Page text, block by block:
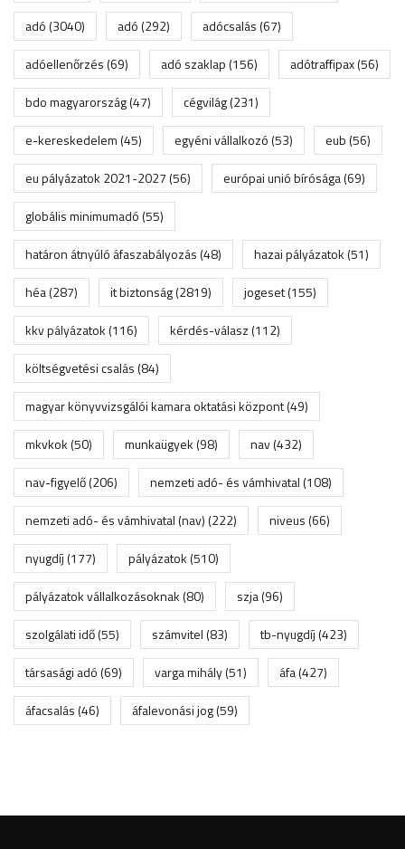
adó(3040) adó(292) adócsalás(67)
adóellenőrzés(69) adó szaklap(156) adótraffipax(56)
bdo magyarország(47) cégvilág(231)
e-kereskedelem(45) egyéni vállalkozó(53) eub(56)
eu pályázatok 2021-2027(56) európai unió bírósága(69)
globális minimumadó(55)
határon átnyúló áfaszabályozás(48) hazai pályázatok(51)
héa(287) it biztonság(2819) jogeset(155)
kkv pályázatok(116) kérdés-válasz(112)
költségvetési csalás(84)
magyar könyvvizsgálói kamara oktatási központ(49)
mkvkok(50) munkaügyek(98) nav(432)
nav-figyelő(206) nemzeti adó- és vámhivatal(108)
nemzeti adó- és vámhivatal (nav)(222) niveus(66)
nyugdíj(177) pályázatok(510)
pályázatok vállalkozásoknak(80) szja(96)
szolgálati idő(55) számvitel(83) tb-nyugdíj(423)
társasági adó(69) varga mihály(51) áfa(427)
áfacsalás(46) áfalevonási jog(59)